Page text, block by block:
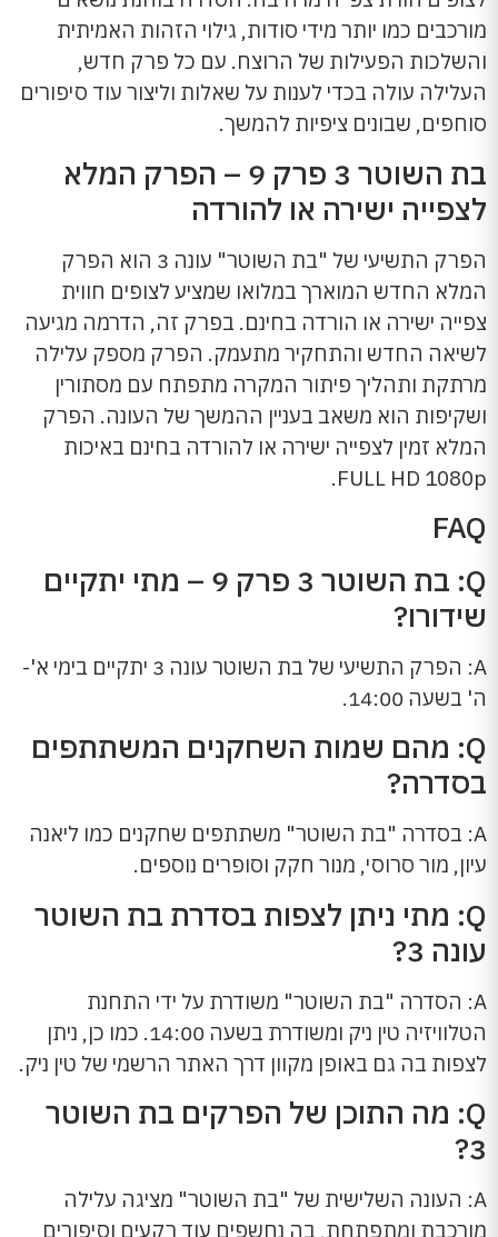
מורכבים כמו יותר מידי סודות, גילוי הזהות האמיתית
והשלכות הפעילות של הרוצח. עם כל פרק חדש,
העלילה עולה בכדי לענות על שאלות וליצור עוד סיפורים
סוחפים, שבונים ציפיות להמשך.
בת השוטר 3 פרק 9 – הפרק המלא
לצפייה ישירה או להורדה
הפרק התשיעי של "בת השוטר" עונה 3 הוא הפרק
המלא החדש המוארך במלואו שמציע לצופים חווית
צפייה ישירה או הורדה בחינם. בפרק זה, הדרמה מגיעה
לשיאה החדש והתחקיר מתעמק. הפרק מספק עלילה
מרתקת ותהליך פיתור המקרה מתפתח עם מסתורין
ושקיפות הוא משאב בעניין ההמשך של העונה. הפרק
המלא זמין לצפייה ישירה או להורדה בחינם באיכות
FULL HD 1080p.
FAQ
Q: בת השוטר 3 פרק 9 – מתי יתקיים
שידורו?
A: הפרק התשיעי של בת השוטר עונה 3 יתקיים בימי א'-
ה' בשעה 14:00.
Q: מהם שמות השחקנים המשתתפים
בסדרה?
A: בסדרה "בת השוטר" משתתפים שחקנים כמו ליאנה
עיון, מור סרוסי, מנור חקק וסופרים נוספים.
Q: מתי ניתן לצפות בסדרת בת השוטר
עונה 3?
A: הסדרה "בת השוטר" משודרת על ידי התחנת
הטלוויזיה טין ניק ומשודרת בשעה 14:00. כמו כן, ניתן
לצפות בה גם באופן מקוון דרך האתר הרשמי של טין ניק.
Q: מה התוכן של הפרקים בת השוטר
3?
A: העונה השלישית של "בת השוטר" מציגה עלילה
מורכבת ומתפתחת, בה נחשפים עוד רקעים וסיפורים